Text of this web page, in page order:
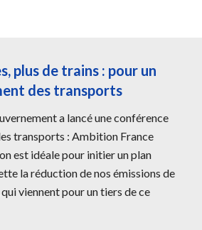
plus de trains : pour un
des transports
a lancé une conférence
transports : Ambition France
est idéale pour initier un plan
la réduction de nos émissions de
viennent pour un tiers de ce